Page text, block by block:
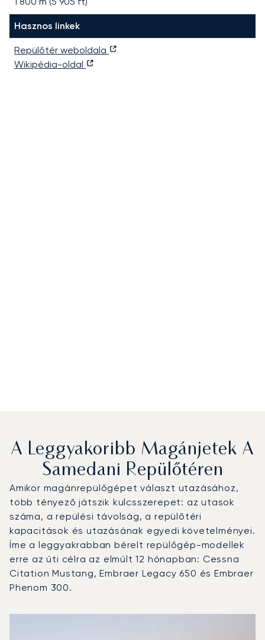
Hasznos linkek
Repülőtér weboldala
Wikipédia-oldal
A Leggyakoribb Magánjetek A
Samedani Repülőtéren
Amikor magánrepülőgépet választ utazásához,
több tényező játszik kulcsszerepet: az utasok
száma, a repülési távolság, a repülőtéri
kapacitások és utazásának egyedi követelményei.
Íme a leggyakrabban bérelt repülőgép-modellek
erre az úti célra az elmúlt 12 hónapban: Cessna
Citation Mustang, Embraer Legacy 650 és Embraer
Phenom 300.